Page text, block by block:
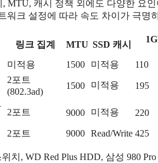
MTU, 캐시 정책 외에도 다양한 요
워크 설정에 따라 속도 차이가 극명
링크 집계 MTU SSD 캐시
미적용 1500 미적용 110
2포트
(802.3ad)
1500 미적용 195
2포트 9000 미적용 220
2포트 9000 Read/Write 425
치, WD Red Plus HDD, 삼성 980